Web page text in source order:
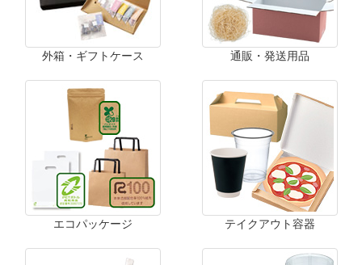
外箱・ギフトケース 通販・発送用品
エコパッケージ テイクアウト容器